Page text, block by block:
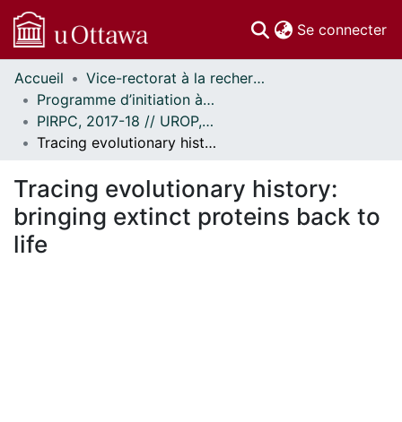
Se connecter
Communautés
et collections
Parcourir
Statistiques
À propos
Accueil
Vice-rectorat à la recherche // Office of the V-P, Research
Programme d’initiation à la recherche au premier cycle (PIRPC) // Undergraduate Research Opportunity Program (UROP)
PIRPC, 2017-18 // UROP, 2017-18
Tracing evolutionary history: bringing extinct proteins back to life
Tracing evolutionary history:
bringing extinct proteins back to
life